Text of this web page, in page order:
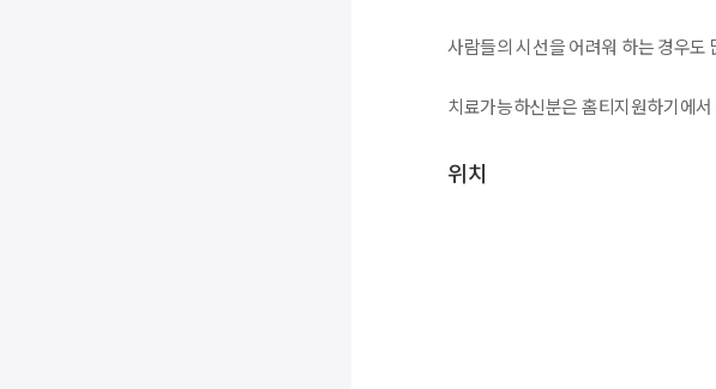
사람들의 시선을 어려워 하는 경우도
치료가능하신분은 홈티지원하기에
위치